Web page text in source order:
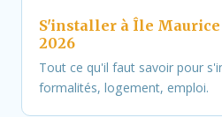
S'installer à Île
2026
Tout ce qu'il faut savoir pour
formalités, logement, emploi.